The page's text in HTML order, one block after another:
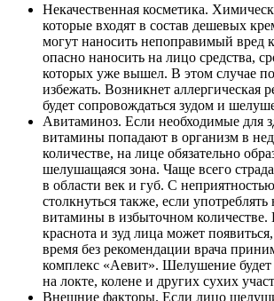
Некачественная косметика.
которые входят в состав дешевых
могут наносить непоправимый вред
опасно наносить на лицо средства,
которых уже вышел. В этом случае
избежать. Возникнет аллергическая
будет сопровождаться зудом и
Авитаминоз. Если необходимые для
витамины попадают в организм в
количестве, на лице обязательно
шелушащаяся зона. Чаще всего
в области век и губ. С
столкнуться также, если употреблять
витамины в избыточном количестве.
краснота и зуд лица может
время без рекомендации врача
комплекс «Аевит». Шелушение будет
на локте, колене и других сухих
Внешние факторы. Если лицо